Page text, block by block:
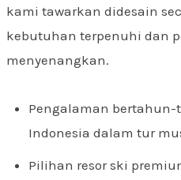
kami tawarkan didesain
kebutuhan terpenuhi dan
menyenangkan.
Pengalaman
Indonesia dalam tur
Pilihan resor ski